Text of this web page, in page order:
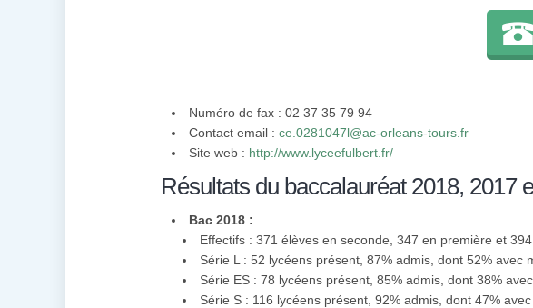
Numéro de fax : 02 37 35 79 94
Contact email : ce.0281047l@ac-orleans-tours.fr
Site web : http://www.lyceefulbert.fr/
Résultats du baccalauréat 2018, 2017
Bac 2018 :
Effectifs : 371 élèves en seconde, 347 en première et
Série L : 52 lycéens présent, 87% admis, dont 52% avec
Série ES : 78 lycéens présent, 85% admis, dont 38%
Série S : 116 lycéens présent, 92% admis, dont 47%